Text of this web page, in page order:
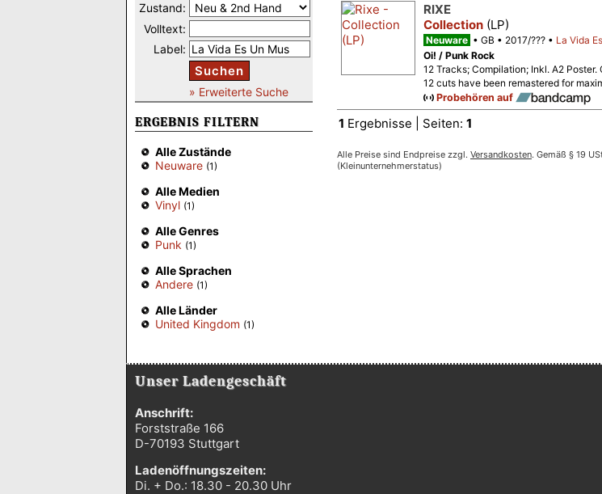
Zustand:
Volltext:
Label:
Suchen
» Erweiterte Suche
ERGEBNIS FILTERN
Alle Zustände
Neuware (1)
Alle Medien
Vinyl (1)
Alle Genres
Punk (1)
Alle Sprachen
Andere (1)
Alle Länder
United Kingdom (1)
RIXE
Collection (LP)
Neuware GB 2017/??? La Vida
Oi! / Punk Rock
12 Tracks; Compilation; Inkl. A2
12 cuts have been remastered for
Probehören auf
1 Ergebnisse | Seiten: 1
Alle Preise sind Endpreise zzgl. Versandkosten. Gemäß § 19
(Kleinunternehmerstatus)
Unser Ladengeschäft
Anschrift:
Forststraße 166
D-70193 Stuttgart
Ladenöffnungszeiten:
Di. + Do.: 18.30 - 20.30 Uhr